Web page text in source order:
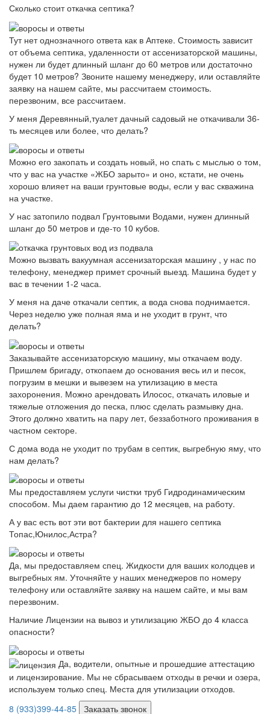
Сколько стоит откачка септика?
Тут нет однозначного ответа как в Аптеке. Стоимость зависит
от объема септика, удаленности от ассенизаторской машины,
нужен ли будет длинный шланг до 60 метров или достаточно
будет 10 метров? Звоните нашему менеджеру, или оставляйте
заявку на нашем сайте, мы рассчитаем стоимость.
перезвоним, все рассчитаем.
У меня Деревянный,туалет дачный садовый не откачивали 36-
ть месяцев или более, что делать?
Можно его закопать и создать новый, но спать с мыслью о том,
что у вас на участке «ЖБО зарыто» и оно, кстати, не очень
хорошо влияет на ваши грунтовые воды, если у вас скважина
на участке.
У нас затопило подвал Грунтовыми Водами, нужен длинный
шланг до 50 метров и где-то 10 кубов.
Можно вызвать вакуумная ассенизаторская машину , у нас по
телефону, менеджер примет срочный выезд. Машина будет у
вас в течении 1-2 часа.
У меня на даче откачали септик, а вода снова поднимается.
Через неделю уже полная яма и не уходит в грунт, что
делать?
Заказывайте ассенизаторскую машину, мы откачаем воду.
Пришлем бригаду, откопаем до основания весь ил и песок,
погрузим в мешки и вывезем на утилизацию в места
захоронения. Можно арендовать Илосос, откачать иловые и
тяжелые отложения до песка, плюс сделать размывку дна.
Этого должно хватить на пару лет, беззаботного проживания в
частном секторе.
С дома вода не уходит по трубам в септик, выгребную яму, что
нам делать?
Мы предоставляем услуги чистки труб Гидродинамическим
способом. Мы даем гарантию до 12 месяцев, на работу.
А у вас есть вот эти вот бактерии для нашего септика
Топас,Юнилос,Астра?
Да, мы предоставляем спец. Жидкости для ваших колодцев и
выгребных ям. Уточняйте у наших менеджеров по номеру
телефону или оставляйте заявку на нашем сайте, и мы вам
перезвоним.
Наличие Лицензии на вывоз и утилизацию ЖБО до 4 класса
опасности?
Да, водители, опытные и прошедшие аттестацию
и лицензирование. Мы не сбрасываем отходы в речки и озера,
используем только спец. Места для утилизации отходов.
8 (933)399-44-85 Заказать звонок